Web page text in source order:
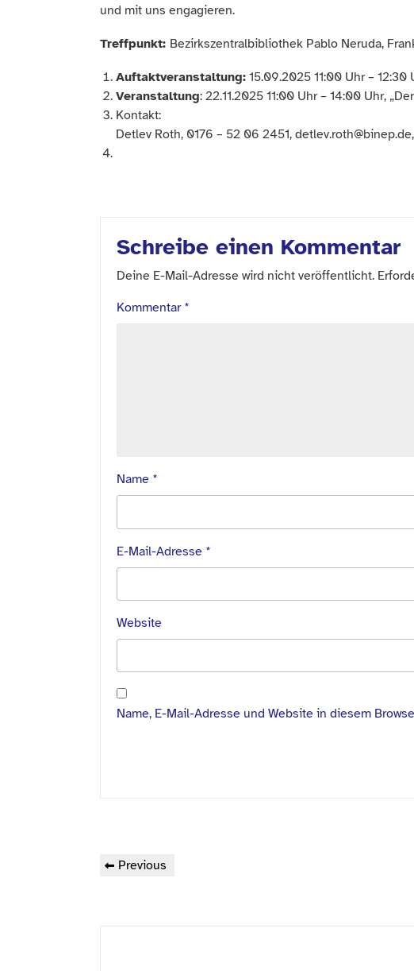
und mit uns engagieren.
Treffpunkt: Bezirkszentralbibliothek Pablo Neruda,
Auftaktveranstaltung: 15.09.2025 11:00 Uhr –
Veranstaltung: 22.11.2025 11:00 Uhr – 14:00 Uhr,
Kontakt:
Detlev Roth, 0176 – 52 06 2451,
Schreibe einen Kommentar
Deine E-Mail-Adresse wird nicht veröffentlicht.
Kommentar *
Name *
E-Mail-Adresse *
Website
Name, E-Mail-Adresse und Website in diesem
Beitragsnavigation
Previous
Previous